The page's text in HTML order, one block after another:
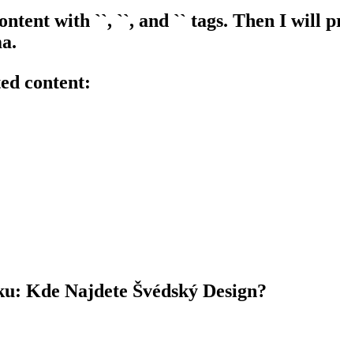
with ``, ``, and `` tags. Then I will
content:
Kde Najdete Švédský Design?